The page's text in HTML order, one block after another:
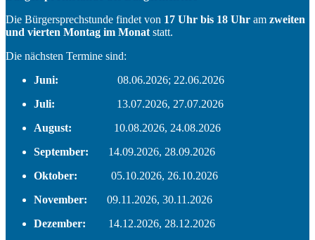
Die Bürgersprechstunde findet von 17 Uhr bis 18 Uhr am zweiten
und vierten Montag im Monat statt.
Die nächsten Termine sind:
Juni: 08.06.2026; 22.06.2026
Juli: 13.07.2026, 27.07.2026
August: 10.08.2026, 24.08.2026
September: 14.09.2026, 28.09.2026
Oktober: 05.10.2026, 26.10.2026
November: 09.11.2026, 30.11.2026
Dezember: 14.12.2026, 28.12.2026